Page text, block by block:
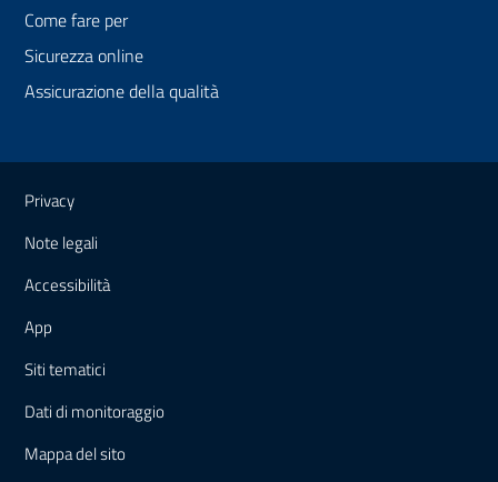
Come fare per
Sicurezza online
Assicurazione della qualità
Link e informazioni utili
Privacy
Note legali
Accessibilità
App
Siti tematici
Dati di monitoraggio
Mappadel sito